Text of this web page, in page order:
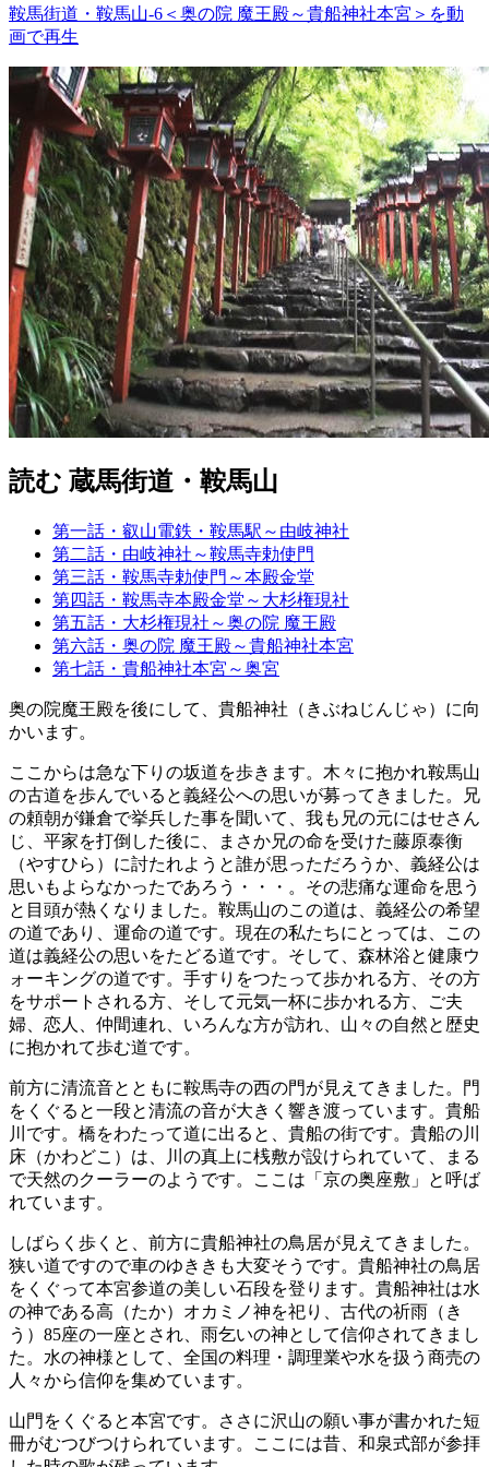
鞍馬街道・鞍馬山-6＜奥の院 魔王殿～貴船神社本宮＞を動
画で再生
読む 蔵馬街道・鞍馬山
第一話・叡山電鉄・鞍馬駅～由岐神社
第二話・由岐神社～鞍馬寺勅使門
第三話・鞍馬寺勅使門～本殿金堂
第四話・鞍馬寺本殿金堂～大杉権現社
第五話・大杉権現社～奥の院 魔王殿
第六話・奥の院 魔王殿～貴船神社本宮
第七話・貴船神社本宮～奥宮
奥の院魔王殿を後にして、貴船神社（きぶねじんじゃ）に向
かいます。
ここからは急な下りの坂道を歩きます。木々に抱かれ鞍馬山
の古道を歩んでいると義経公への思いが募ってきました。兄
の頼朝が鎌倉で挙兵した事を聞いて、我も兄の元にはせさん
じ、平家を打倒した後に、まさか兄の命を受けた藤原泰衡
（やすひら）に討たれようと誰が思っただろうか、義経公は
思いもよらなかったであろう・・・。その悲痛な運命を思う
と目頭が熱くなりました。鞍馬山のこの道は、義経公の希望
の道であり、運命の道です。現在の私たちにとっては、この
道は義経公の思いをたどる道です。そして、森林浴と健康ウ
ォーキングの道です。手すりをつたって歩かれる方、その方
をサポートされる方、そして元気一杯に歩かれる方、ご夫
婦、恋人、仲間連れ、いろんな方が訪れ、山々の自然と歴史
に抱かれて歩む道です。
前方に清流音とともに鞍馬寺の西の門が見えてきました。門
をくぐると一段と清流の音が大きく響き渡っています。貴船
川です。橋をわたって道に出ると、貴船の街です。貴船の川
床（かわどこ）は、川の真上に桟敷が設けられていて、まる
で天然のクーラーのようです。ここは「京の奥座敷」と呼ば
れています。
しばらく歩くと、前方に貴船神社の鳥居が見えてきました。
狭い道ですので車のゆききも大変そうです。貴船神社の鳥居
をくぐって本宮参道の美しい石段を登ります。貴船神社は水
の神である高（たか）オカミノ神を祀り、古代の祈雨（き
う）85座の一座とされ、雨乞いの神として信仰されてきまし
た。水の神様として、全国の料理・調理業や水を扱う商売の
人々から信仰を集めています。
山門をくぐると本宮です。ささに沢山の願い事が書かれた短
冊がむつびつけられています。ここには昔、和泉式部が参拝